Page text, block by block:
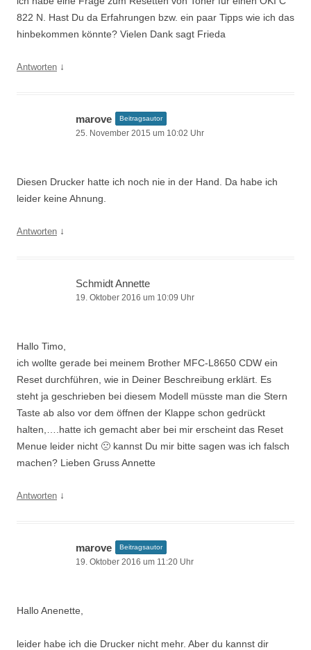
822 N. Hast Du da Erfahrungen bzw. ein paar Tipps wie ich das
hinbekommen könnte? Vielen Dank sagt Frieda
Antworten ↓
marove Beitragsautor
25. November 2015 um 10:02 Uhr
Diesen Drucker hatte ich noch nie in der Hand. Da habe ich
leider keine Ahnung.
Antworten ↓
Schmidt Annette
19. Oktober 2016 um 10:09 Uhr
Hallo Timo,
ich wollte gerade bei meinem Brother MFC-L8650 CDW ein
Reset durchführen, wie in Deiner Beschreibung erklärt. Es
steht ja geschrieben bei diesem Modell müsste man die Stern
Taste ab also vor dem öffnen der Klappe schon gedrückt
halten,….hatte ich gemacht aber bei mir erscheint das Reset
Menue leider nicht 🙁 kannst Du mir bitte sagen was ich falsch
machen? Lieben Gruss Annette
Antworten ↓
marove Beitragsautor
19. Oktober 2016 um 11:20 Uhr
Hallo Anenette,
leider habe ich die Drucker nicht mehr. Aber du kannst dir